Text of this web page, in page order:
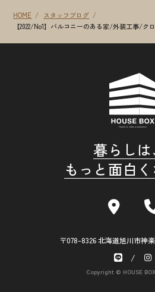
HOME
スタッフブログ
【2022/No1】バルコニーのある家/外装工事/ク
暮らしは
もっと面白く
〒078-8326 北海道旭川市神
Copyright © HOUSE